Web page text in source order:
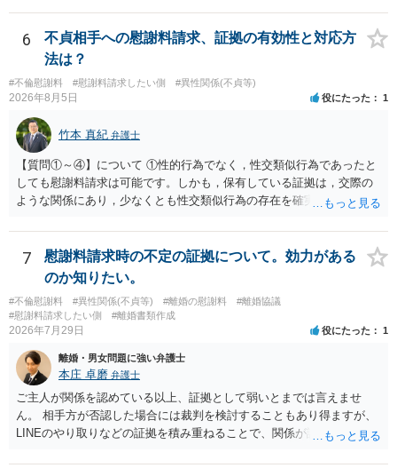
対する照会は基本的にできないと解されています（弁護士会によって
は例外的に認める扱いもありますが、かなり限定されているので一般
的ではないでしょう）。もし韓国本社がアカウント管理をしているな
ら、日本法人へ送っても「ウチでは管理していない」という回答にな
ります。 個人で直接他人のID情報の開示を求めても拒否されるでしょ
う。
6
不貞相手への慰謝料請求、証拠の有効性と対応方
法は？
#不倫慰謝料 #慰謝料請求したい側 #異性関係(不貞等)
2026年8月5日 役にたった 1
竹本 真紀 弁護士
【質問①～④】について ①性的行為でなく，性交類似行為であったと
しても慰謝料請求は可能です。しかも，保有している証拠は，交際の
ような関係にあり，少なくとも性交類似行為の存在を確実に証明でき
ことを窺わせるものです。）。ですから，慰謝料請求を進めることで
よいと思います。 ただ．慰謝料額については，婚姻破綻に至っていな
いとして，この点を考慮されることになるかもしれません。 ②夫との
今後のことを考えて書いてもらうか否かを検討するのがよいと思いま
す。今ある証拠以上のことを証明（証明力を強めることも含む）でき
るのであれば，前向きに検討を進めるという考え方でもよいでしょ
値と夫との関係との均衡のように思います。 ③行政書士に委任をして
いるのであれば，どのような内容の委任なのか不明ですが，その行政
書士との協議になると思います。請求するか，訴訟にするか，その点
の見極めや，相手方は性交類似行為は認めているのか，それさえも否
定しているのかによって，考え方・進め方は変わってくると思いま
あれば，本人（行政書士でも同じだと思います。）への対応ではあま
7
慰謝料請求時の不定の証拠について。効力がある
のか知りたい。
#不倫慰謝料 #異性関係(不貞等) #離婚の慰謝料
#離婚協議
#慰謝料請求したい側
#離婚書類作成
2026年7月29日 役にたった 1
離婚・男女問題に強い弁護士
本庄 卓磨 弁護士
ご主人が関係を認めている以上、証拠として弱いとまでは言えませ
ん。 相手方が否認した場合には裁判を検討することもあり得ますが、
LINEのやり取りなどの証拠を積み重ねることで、関係が認定される余
個別の事情によりますので、お早めに弁護士に相談されることをおす